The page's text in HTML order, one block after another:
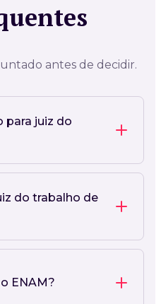
antes de decidir.
para juiz do
do trabalho de
ENAM?